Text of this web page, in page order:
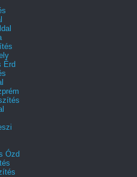
Érd
Ózd